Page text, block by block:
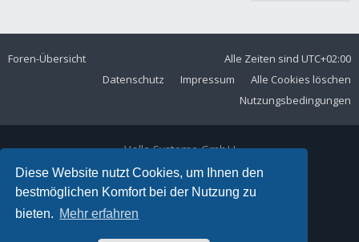
Diese Website nutzt Cookies, um Ihnen den
bestmöglichen Komfort bei der Nutzung zu
bieten. Mehr erfahren
Foren-Übersicht Alle Zeiten sind UTC+02:00
Alle Cookies löschen
Impressum
Datenschutz
Nutzungsbedingungen
Volla Systeme GmbH
Kölner Straße 102
42897 Remscheid
Telefon:+49 2191 59897 61
E-Mail: